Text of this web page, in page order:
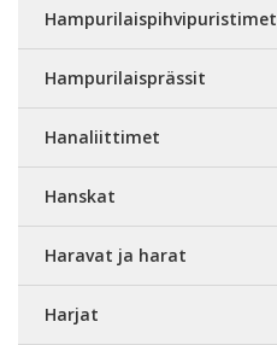
Hampurilaispihvipuristimet
Hampurilaisprässit
Hanaliittimet
Hanskat
Haravat ja harat
Harjat